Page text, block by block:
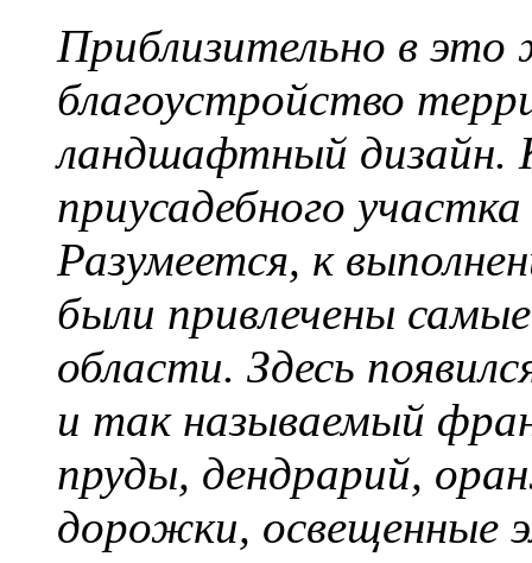
Приблизительно в это
благоустройство
ландшафтный дизайн.
приусадебного
Разумеется, к
были привлечены
области. Здесь
и так называемый
пруды, дендрарий,
дорожки, освещенные